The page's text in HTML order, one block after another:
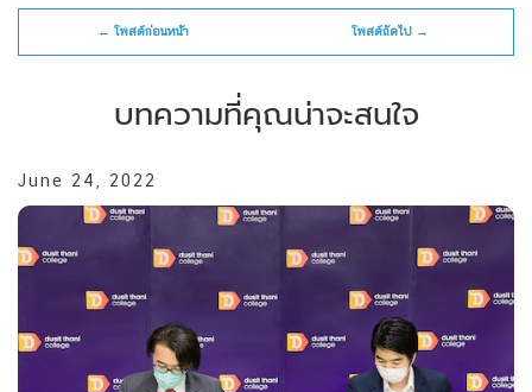
← โพสต์ก่อนหน้า โพสต์ถัดไป →
บทความที่คุณน่าจะสนใจ
June 24, 2022